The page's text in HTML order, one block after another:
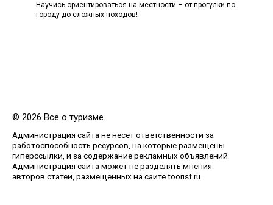
Научись ориентироваться на местности – от прогулки по
городу до сложных походов!
© 2026 Все о туризме
Администрация сайта не несет ответственности за
работоспособность ресурсов, на которые размещены
гиперссылки, и за содержание рекламных объявлений.
Администрация сайта может не разделять мнения
авторов статей, размещённых на сайте toorist.ru.